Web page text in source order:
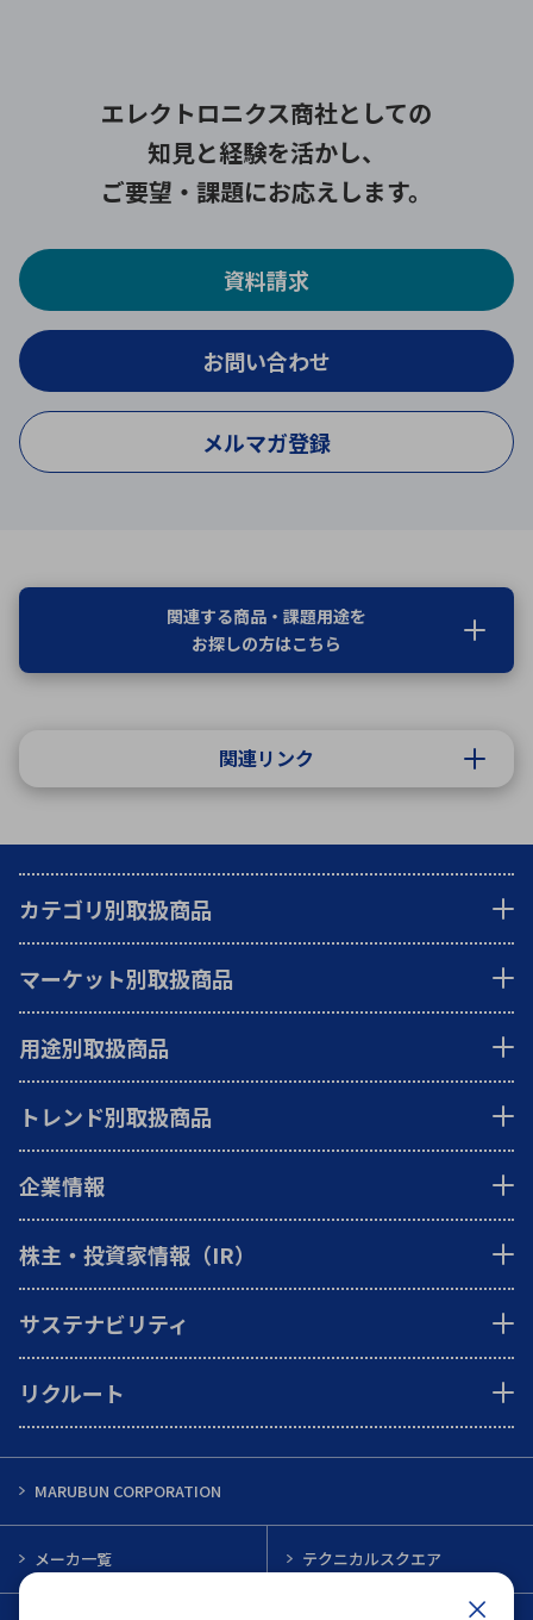
エレクトロニクス商社としての
知見と経験を活かし、
ご要望・課題にお応えします。
資料請求
お問い合わせ
メルマガ登録
関連する商品・課題用途を
お探しの方はこちら
関連リンク
カテゴリ別取扱商品
マーケット別取扱商品
用途別取扱商品
トレンド別取扱商品
企業情報
株主・投資家情報（IR）
サステナビリティ
リクルート
MARUBUN CORPORATION
メーカ一覧 テクニカルスクエア